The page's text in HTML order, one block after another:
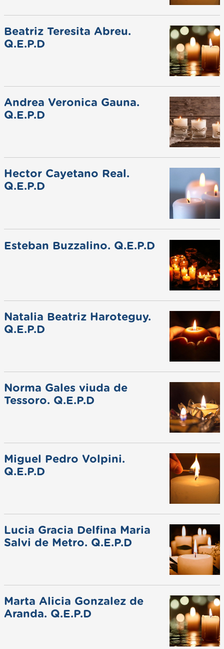
Beatriz Teresita Abreu.
Q.E.P.D
Andrea Veronica Gauna.
Q.E.P.D
Hector Cayetano Real.
Q.E.P.D
Esteban Buzzalino. Q.E.P.D
Natalia Beatriz Haroteguy.
Q.E.P.D
Norma Gales viuda de
Tessoro. Q.E.P.D
Miguel Pedro Volpini.
Q.E.P.D
Lucia Gracia Delfina Maria
Salvi de Metro. Q.E.P.D
Marta Alicia Gonzalez de
Aranda. Q.E.P.D